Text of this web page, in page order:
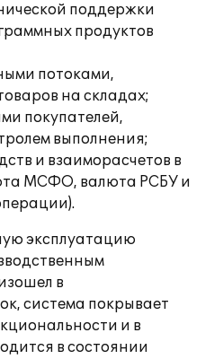
поддержки
продуктов
потоками,
на складах;
покупателей,
выполнения;
и взаиморасчетов в
МСФО, валюта РСБУ и
эксплуатацию
в
система покрывает
и в
в состоянии